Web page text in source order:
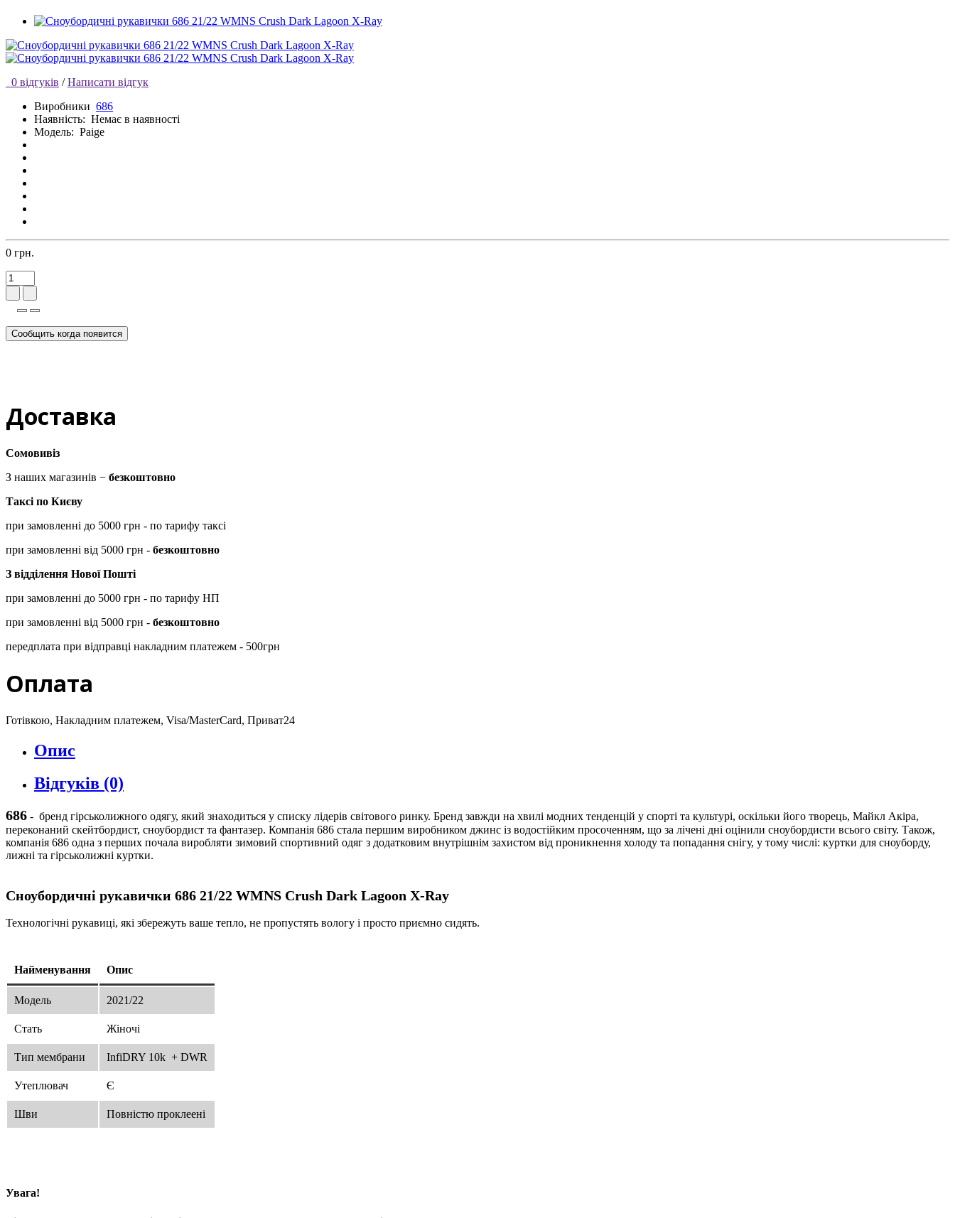
0 відгуків / Написати відгук
Виробники 686
Наявність: Немає в наявності
Модель: Paige
0 грн.
Сообщить когда появится
Доставка
Сомовивіз
З наших магазинів − безкоштовно
Таксі по Києву
при замовленні до 5000 грн - по тарифу таксі
при замовленні від 5000 грн - безкоштовно
З відділення Нової Пошті
при замовленні до 5000 грн - по тарифу НП
при замовленні від 5000 грн - безкоштовно
передплата при відправці накладним платежем - 500грн
Оплата
Готівкою, Накладним платежем, Visa/MasterCard, Приват24
Опис
Відгуків (0)
686 - бренд гірськолижного одягу, який знаходиться у списку лідерів світового ринку. Бренд завжди на хвилі модних тенденцій у спорті та культурі, оскільки його творець, Майкл Акіра,
переконаний скейтбордист, сноубордист та фантазер. Компанія 686 стала першим виробником джинс із водостійким просоченням, що за лічені дні оцінили сноубордисти всього світу. Також,
компанія 686 одна з перших почала виробляти зимовий спортивний одяг з додатковим внутрішнім захистом від проникнення холоду та попадання снігу, у тому числі: куртки для сноуборду,
лижні та гірськолижні куртки.
Сноубордичні рукавички 686 21/22 WMNS Crush Dark Lagoon X-Ray
Технологічні рукавиці, які збережуть ваше тепло, не пропустять вологу і просто приємно сидять.
Найменування Опис
Модель 2021/22
Стать Жіночі
Тип мембрани InfiDRY 10k + DWR
Утеплювач Є
Шви Повністю проклеені
Увага!